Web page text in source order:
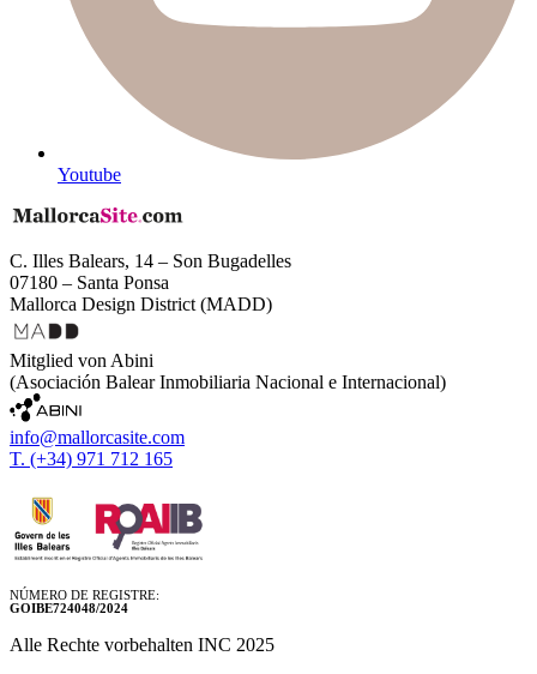
Youtube
C. Illes Balears, 14 – Son Bugadelles
07180 – Santa Ponsa
Mallorca Design District (MADD)
Mitglied von Abini
(Asociación Balear Inmobiliaria Nacional e Internacional)
info@mallorcasite.com
T. (+34) 971 712 165
NÚMERO DE REGISTRE:
GOIBE724048/2024
Alle Rechte vorbehalten INC 2025